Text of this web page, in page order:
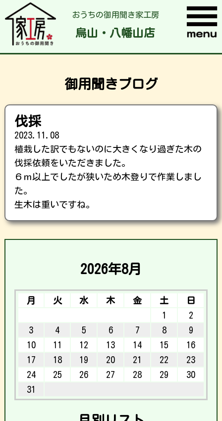
おうちの御用聞き家工房
烏山・八幡山店
御用聞きブログ
伐採
2023.11.08
植栽した訳でもないのに大きくなり過ぎた木の
伐採依頼をいただきました。
６ｍ以上でしたが狭いため木登りで作業しまし
た。
生木は重いですね。
2026年8月
月 火 水 木 金 土
日
1
2
3
4 5 6 7 8
9
10
11 12 13 14 15
16
17
18 19 20 21 22
23
24
25 26 27 28 29
30
31